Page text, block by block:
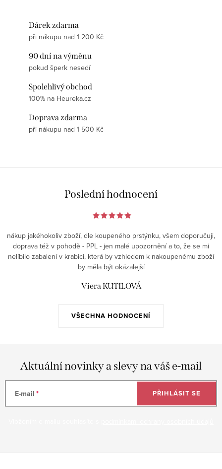
Dárek zdarma
při nákupu nad 1 200 Kč
90 dní na výměnu
pokud šperk nesedí
Spolehlivý obchod
100% na Heureka.cz
Doprava zdarma
při nákupu nad 1 500 Kč
Poslední hodnocení
VŠECHNA HODNOCENÍ
nákup jakéhokoliv zboží, dle koupeného prstýnku, všem doporučuji,
doprava též v pohodě - PPL - jen malé upozornění a to, že se mi
nelíbilo zabalení v krabici, která by vzhledem k nakoupenému zboží
by měla být okázalejší
Viera KUTILOVÁ
Aktuální novinky a slevy na váš e-mail
E-mail PŘIHLÁSIT SE